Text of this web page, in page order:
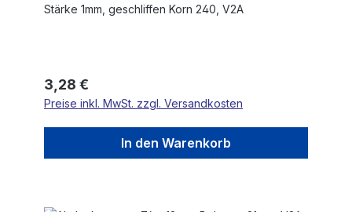
Stärke 1mm, geschliffen Korn 240, V2A
Regulärer Preis:
3,28 €
Preise inkl. MwSt. zzgl. Versandkosten
In den Warenkorb